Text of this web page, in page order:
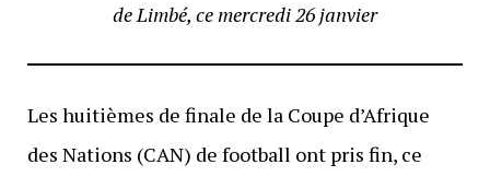
de Limbé, ce mercredi 26 janvier
Les huitièmes de finale de la Coupe d’Afrique
des Nations (CAN) de football ont pris fin, ce